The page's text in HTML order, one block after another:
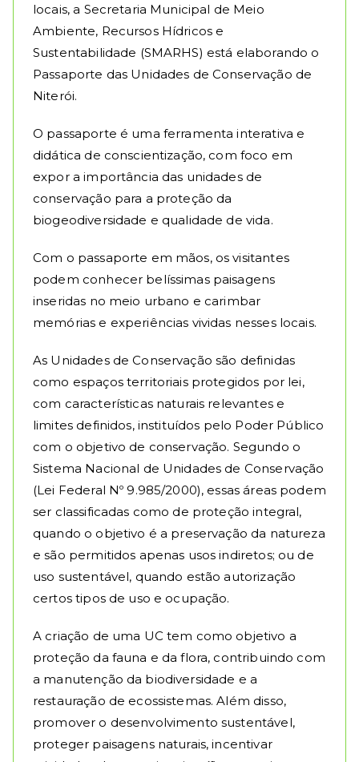
locais, a Secretaria Municipal de Meio
Ambiente, Recursos Hídricos e
Sustentabilidade (SMARHS) está elaborando o
Passaporte das Unidades de Conservação de
Niterói.
O passaporte é uma ferramenta interativa e
didática de conscientização, com foco em
expor a importância das unidades de
conservação para a proteção da
biogeodiversidade e qualidade de vida.
Com o passaporte em mãos, os visitantes
podem conhecer belíssimas paisagens
inseridas no meio urbano e carimbar
memórias e experiências vividas nesses locais.
As Unidades de Conservação são definidas
como espaços territoriais protegidos por lei,
com características naturais relevantes e
limites definidos, instituídos pelo Poder Público
com o objetivo de conservação. Segundo o
Sistema Nacional de Unidades de Conservação
(Lei Federal Nº 9.985/2000), essas áreas podem
ser classificadas como de proteção integral,
quando o objetivo é a preservação da natureza
e são permitidos apenas usos indiretos; ou de
uso sustentável, quando estão autorização
certos tipos de uso e ocupação.
A criação de uma UC tem como objetivo a
proteção da fauna e da flora, contribuindo com
a manutenção da biodiversidade e a
restauração de ecossistemas. Além disso,
promover o desenvolvimento sustentável,
proteger paisagens naturais, incentivar